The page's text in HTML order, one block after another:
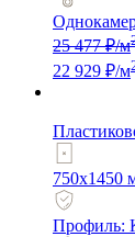
25 477 ₽/м
22 929 ₽/м
750x1450
Профиль: